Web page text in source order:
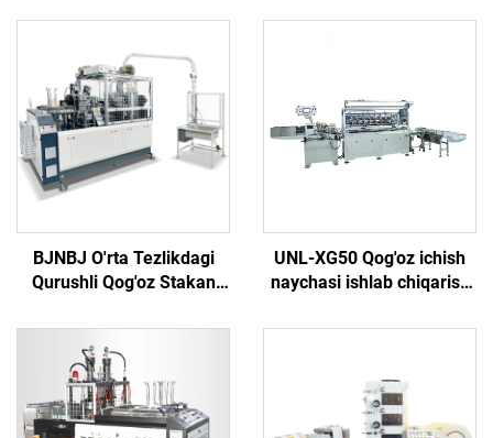
BJNBJ O'rta Tezlikdagi
Qurushli Qog'oz Stakan
UNL-XG50 Qog'oz ichish
naychasi ishlab chiqarish